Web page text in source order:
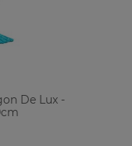
De Lux -